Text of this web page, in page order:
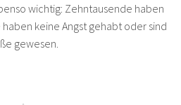
wichtig: Zehntausende haben
keine Angst gehabt oder sind
gewesen.